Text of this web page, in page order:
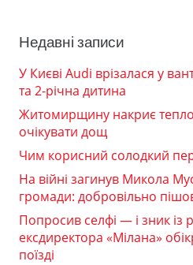
Недавні записи
У Києві Audi врізалася у
та 2-річна дитина
Житомирщину накриє
очікувати дощ
Чим корисний солодкий
На війні загинув Микола
громади: добровільно
Попросив селфі — і зник із
ексдиректора «Мілана»
поїзді